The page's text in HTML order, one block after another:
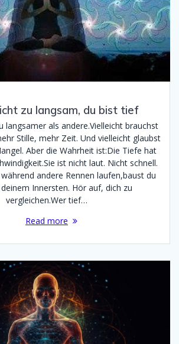
zu langsam, du bist tief
langsamer als andere.Vielleicht brauchst
Stille, mehr Zeit. Und vielleicht glaubst
Aber die Wahrheit ist:Die Tiefe hat
ist nicht laut. Nicht schnell.
andere Rennen laufen,baust du
Innersten. Hör auf, dich zu
vergleichen.Wer tief…
Read more